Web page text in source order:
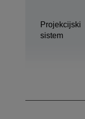
Projekcijski
sistem